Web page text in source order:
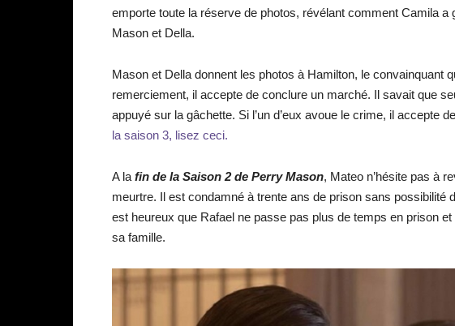
emporte toute la réserve de photos, révélant comment Camila
Mason et Della.
Mason et Della donnent les photos à Hamilton, le convainquant
remerciement, il accepte de conclure un marché. Il savait que
appuyé sur la gâchette. Si l’un d’eux avoue le crime, il accepte
la saison 3, lisez ceci.
A la fin de la Saison 2 de Perry Mason, Mateo n’hésite pas à
meurtre. Il est condamné à trente ans de prison sans possibilité
est heureux que Rafael ne passe pas plus de temps en prison
sa famille.